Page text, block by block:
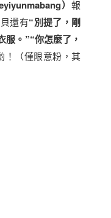
） 報
還有“別提了，剛
服。”“你怎麼了，
！（僅限意粉，其